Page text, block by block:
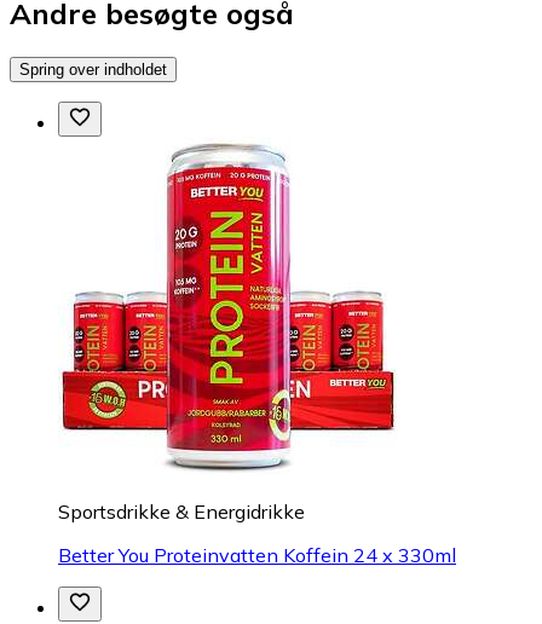
Andre besøgte også
Spring over indholdet
Sportsdrikke & Energidrikke
Better You Proteinvatten Koffein 24 x 330ml